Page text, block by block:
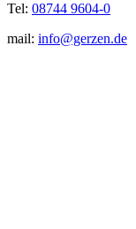
Tel: 08744 9604-0
mail: info@gerzen.de